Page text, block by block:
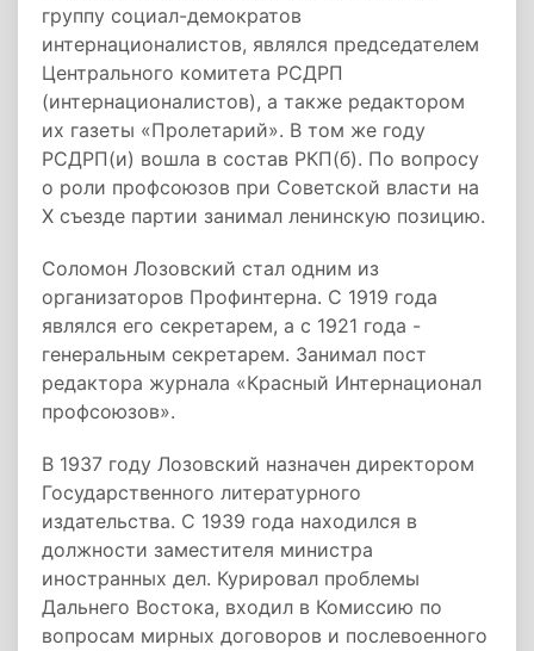
группу социал-демократов
интернационалистов, являлся председателем
Центрального комитета РСДРП
(интернационалистов), а также редактором
их газеты «Пролетарий». В том же году
РСДРП(и) вошла в состав РКП(б). По вопросу
о роли профсоюзов при Советской власти на
X съезде партии занимал ленинскую позицию.
Соломон Лозовский стал одним из
организаторов Профинтерна. С 1919 года
являлся его секретарем, а с 1921 года -
генеральным секретарем. Занимал пост
редактора журнала «Красный Интернационал
профсоюзов».
В 1937 году Лозовский назначен директором
Государственного литературного
издательства. С 1939 года находился в
должности заместителя министра
иностранных дел. Курировал проблемы
Дальнего Востока, входил в Комиссию по
вопросам мирных договоров и послевоенного